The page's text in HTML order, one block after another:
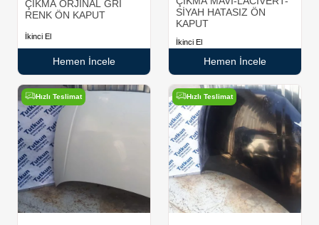
ÇIKMA ORJİNAL GRİ
RENK ÖN KAPUT
İkinci El
Hemen İncele
SİYAH HATASIZ ÖN
KAPUT
İkinci El
Hemen İncele
Hızlı Teslimat Hızlı Teslimat